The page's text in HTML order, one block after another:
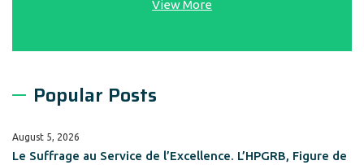
View More
Popular Posts
August 5, 2026
Le Suffrage au Service de l’Excellence. L’HPGRB, Figure de